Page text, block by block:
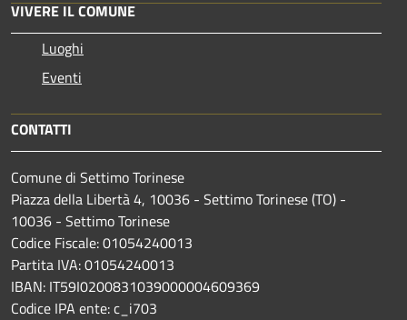
VIVERE IL COMUNE
Luoghi
Eventi
CONTATTI
Comune di Settimo Torinese
Piazza della Libertà 4, 10036 - Settimo Torinese (TO) -
10036 - Settimo Torinese
Codice Fiscale: 01054240013
Partita IVA: 01054240013
IBAN: IT59I0200831039000004609369
Codice IPA ente: c_i703